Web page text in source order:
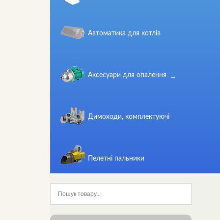
Автоматика для котлів
Аксесуари для опалення
Димоходи, комплектуючі
Пелетні пальники